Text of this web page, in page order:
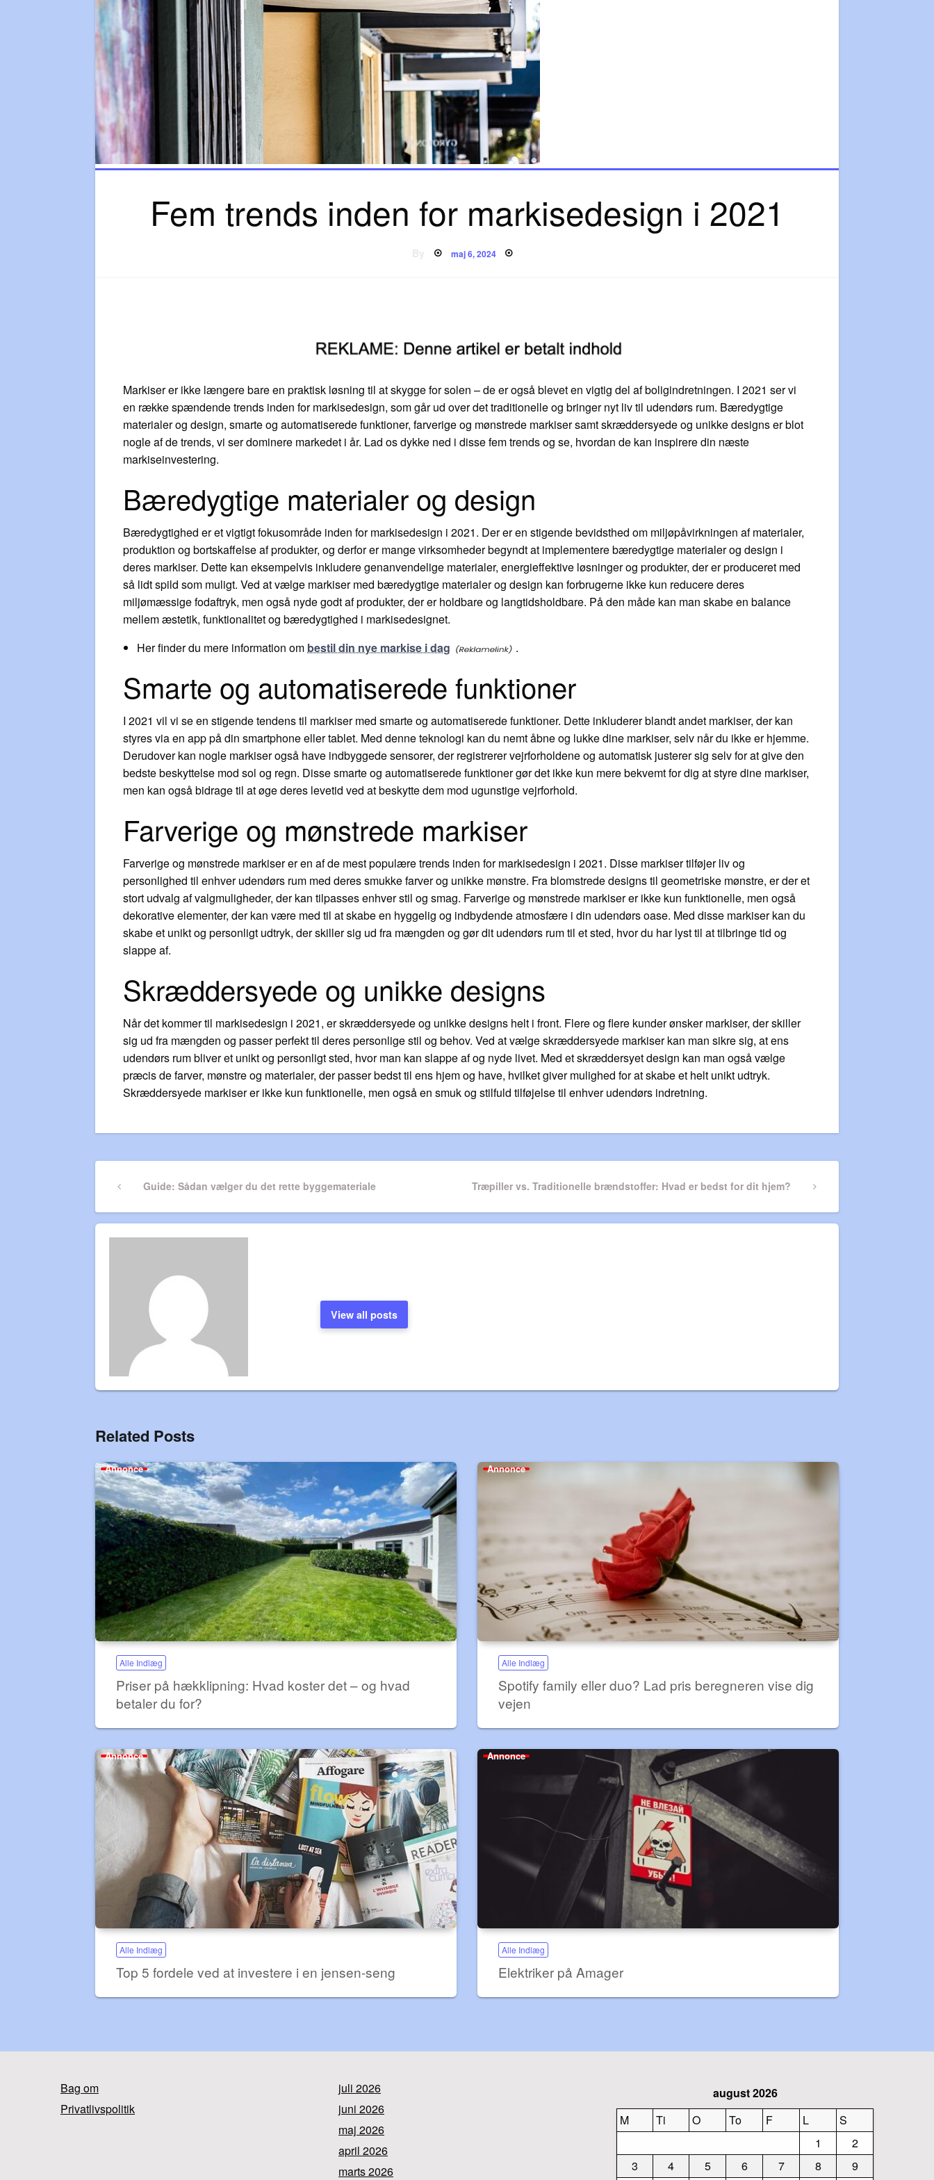
Fem trends inden for markisedesign i 2021
Posted
on
maj 6, 2024
Markiser er ikke længere bare en praktisk løsning til at skygge for solen – de er også blevet en vigtig del af boligindretningen. I 2021 ser vi
en række spændende trends inden for markisedesign, som går ud over det traditionelle og bringer nyt liv til udendørs rum. Bæredygtige
materialer og design, smarte og automatiserede funktioner, farverige og mønstrede markiser samt skræddersyede og unikke designs er blot
nogle af de trends, vi ser dominere markedet i år. Lad os dykke ned i disse fem trends og se, hvordan de kan inspirere din næste
markiseinvestering.
Bæredygtige materialer og design
Bæredygtighed er et vigtigt fokusområde inden for markisedesign i 2021. Der er en stigende bevidsthed om miljøpåvirkningen af materialer,
produktion og bortskaffelse af produkter, og derfor er mange virksomheder begyndt at implementere bæredygtige materialer og design i
deres markiser. Dette kan eksempelvis inkludere genanvendelige materialer, energieffektive løsninger og produkter, der er produceret med
så lidt spild som muligt. Ved at vælge markiser med bæredygtige materialer og design kan forbrugerne ikke kun reducere deres
miljømæssige fodaftryk, men også nyde godt af produkter, der er holdbare og langtidsholdbare. På den måde kan man skabe en balance
mellem æstetik, funktionalitet og bæredygtighed i markisedesignet.
Her finder du mere information om bestil din nye markise i dag .
Smarte og automatiserede funktioner
I 2021 vil vi se en stigende tendens til markiser med smarte og automatiserede funktioner. Dette inkluderer blandt andet markiser, der kan
styres via en app på din smartphone eller tablet. Med denne teknologi kan du nemt åbne og lukke dine markiser, selv når du ikke er hjemme.
Derudover kan nogle markiser også have indbyggede sensorer, der registrerer vejrforholdene og automatisk justerer sig selv for at give den
bedste beskyttelse mod sol og regn. Disse smarte og automatiserede funktioner gør det ikke kun mere bekvemt for dig at styre dine markiser,
men kan også bidrage til at øge deres levetid ved at beskytte dem mod ugunstige vejrforhold.
Farverige og mønstrede markiser
Farverige og mønstrede markiser er en af de mest populære trends inden for markisedesign i 2021. Disse markiser tilføjer liv og
personlighed til enhver udendørs rum med deres smukke farver og unikke mønstre. Fra blomstrede designs til geometriske mønstre, er der et
stort udvalg af valgmuligheder, der kan tilpasses enhver stil og smag. Farverige og mønstrede markiser er ikke kun funktionelle, men også
dekorative elementer, der kan være med til at skabe en hyggelig og indbydende atmosfære i din udendørs oase. Med disse markiser kan du
skabe et unikt og personligt udtryk, der skiller sig ud fra mængden og gør dit udendørs rum til et sted, hvor du har lyst til at tilbringe tid og
slappe af.
Skræddersyede og unikke designs
Når det kommer til markisedesign i 2021, er skræddersyede og unikke designs helt i front. Flere og flere kunder ønsker markiser, der skiller
sig ud fra mængden og passer perfekt til deres personlige stil og behov. Ved at vælge skræddersyede markiser kan man sikre sig, at ens
udendørs rum bliver et unikt og personligt sted, hvor man kan slappe af og nyde livet. Med et skræddersyet design kan man også vælge
præcis de farver, mønstre og materialer, der passer bedst til ens hjem og have, hvilket giver mulighed for at skabe et helt unikt udtryk.
Skræddersyede markiser er ikke kun funktionelle, men også en smuk og stilfuld tilføjelse til enhver udendørs indretning.
Indlægsnavigation
PreviousGuide: Sådan vælger du det rette byggemateriale
Next
Træpiller vs. Traditionelle brændstoffer: Hvad er bedst for dit hjem?
View all posts
Related Posts
Annonce
Alle Indlæg
Priser på hækklipning: Hvad koster det – og hvad
betaler du for?
Annonce
Alle Indlæg
Spotify family eller duo? Lad pris beregneren vise dig
vejen
Annonce
Alle Indlæg
Top 5 fordele ved at investere i en jensen-seng
Annonce
Alle Indlæg
Elektriker på Amager
Bag om
Privatlivspolitik
juli 2026
juni 2026
maj 2026
april 2026
marts 2026
august 2026
M
Ti O To F L
S
1
2
3
4 5 6 7 8 9